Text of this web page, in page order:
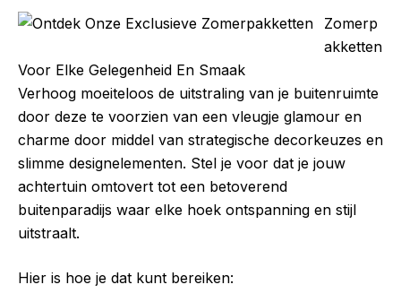
Zomerp
akketten
Voor Elke Gelegenheid En Smaak
Verhoog moeiteloos de uitstraling van je buitenruimte
door deze te voorzien van een vleugje glamour en
charme door middel van strategische decorkeuzes en
slimme designelementen. Stel je voor dat je jouw
achtertuin omtovert tot een betoverend
buitenparadijs waar elke hoek ontspanning en stijl
uitstraalt.
Hier is hoe je dat kunt bereiken: